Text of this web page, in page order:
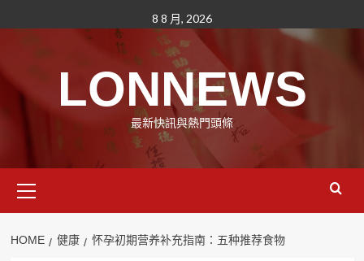
to
8 8 月, 2026
LONNEWS
最新快訊與熱門頭條
Menu
HOME 健康 怀孕初期营养补充指南：五种推荐食物